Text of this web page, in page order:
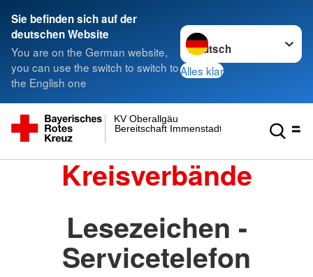
Sie befinden sich auf der
deutschen Website
You are on the German website,
you can use the switch to switch to
the English one
Sprache wechseln zu
Alles klar
Bereitschaft Immenstadt
KV Oberallgäu
Kreisverbände
Lesezeichen -
Servicetelefon